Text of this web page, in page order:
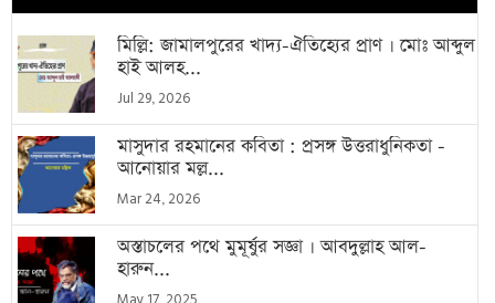
মিল্লি: জামালপুরের খাদ্য-ঐতিহ্যের প্রাণ । মোঃ আব্দুল
হাই আলহ...
Jul 29, 2026
মাসুদার রহমানের কবিতা : প্রসঙ্গ উত্তরাধুনিকতা -
আনোয়ার মল্ল...
Mar 24, 2026
অস্তাচলের পথে মুমূর্ষুর সজ্ঞা । আবদুল্লাহ আল-
হারুন...